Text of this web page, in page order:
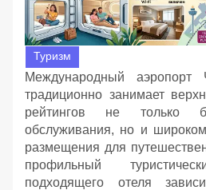
Туризм
Международный аэропорт
традиционно занимает
рейтингов не только
обслуживания, но и
размещения для
профильный
подходящего отеля